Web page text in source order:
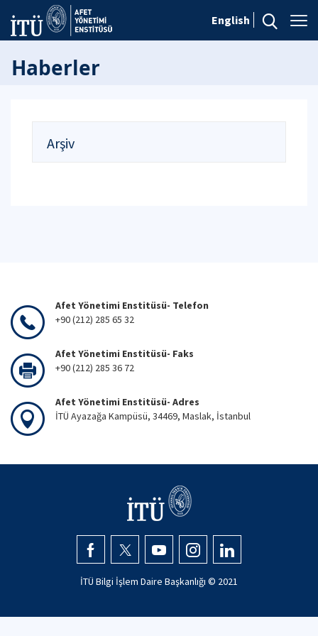
English
Haberler
Arşiv
Afet Yönetimi Enstitüsü- Telefon
+90 (212) 285 65 32
Afet Yönetimi Enstitüsü- Faks
+90 (212) 285 36 72
Afet Yönetimi Enstitüsü- Adres
İTÜ Ayazağa Kampüsü, 34469, Maslak, İstanbul
İTÜ Bilgi İşlem Daire Başkanlığı © 2021